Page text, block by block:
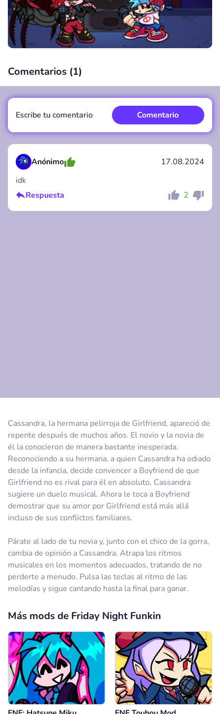
00:00 /00:00
Cassandra, la hermana pelirroja de Girlfriend, apareció de
repente después de muchos años. El novio y la novia de
él la conocieron de manera bastante inesperada.
Reconociendo a su hermana, a quien Cassandra ha odiado
desde la infancia, decide convencer a Boyfriend de que
Girlfriend no es rival para él en absoluto, Cassandra
sugiere un duelo musical. Ahora le toca a Boyfriend
demostrar que su amor por Girlfriend está más allá
incluso de sus conflictos familiares.
Párate al lado de tu novia y, junto con el chico de la gorra,
cambia de opinión a Cassandra. Atrapa los ritmos
musicales en los momentos adecuados, tratando de no
perderte a menudo. Pulsa las teclas al ritmo de las
melodías y sigue cantando hasta la final para ganar.
Comentarios (1)
Anónimo
17.08.2024
idk
Respuesta
2
Escribe tu comentario Comentario
Cancelar Comentario
Más mods de Friday Night Funkin